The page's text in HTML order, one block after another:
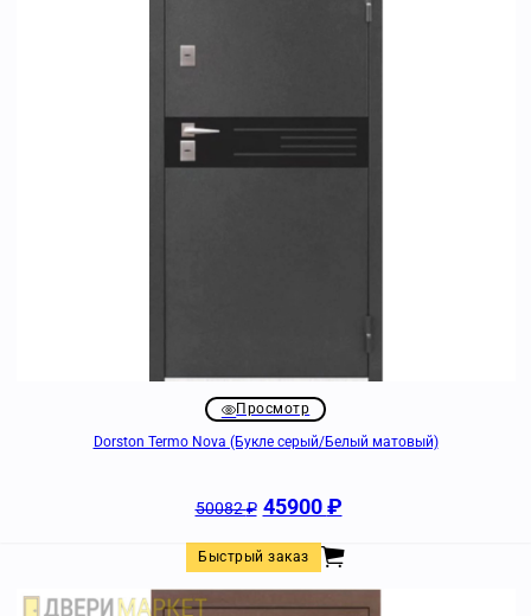
Просмотр
Dorston Termo Nova (Букле серый/Белый матовый)
50082₽ 45900₽
Быстрый заказ